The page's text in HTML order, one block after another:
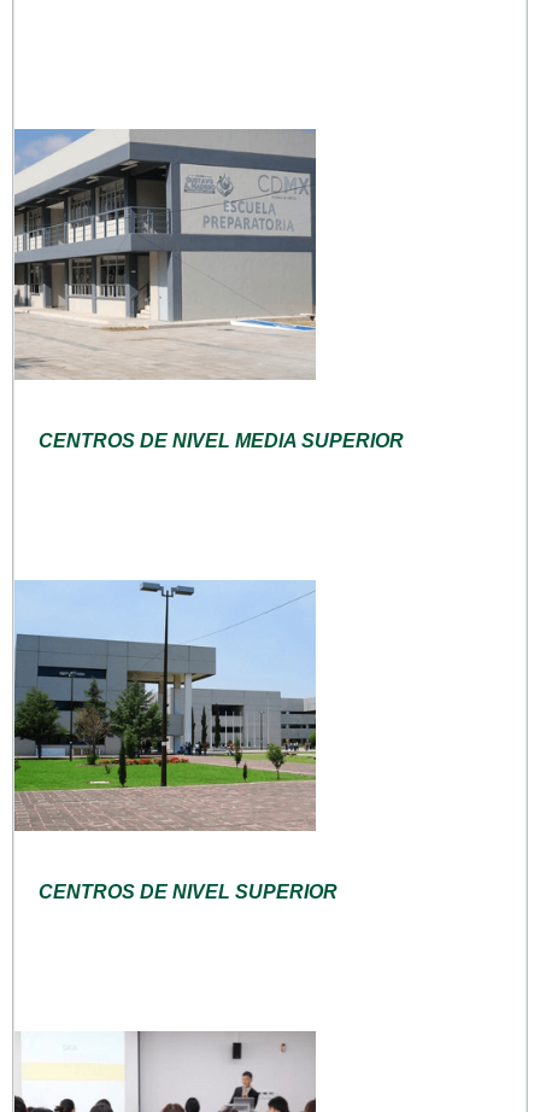
CENTROS DE NIVEL MEDIA SUPERIOR
CENTROS DE NIVEL SUPERIOR